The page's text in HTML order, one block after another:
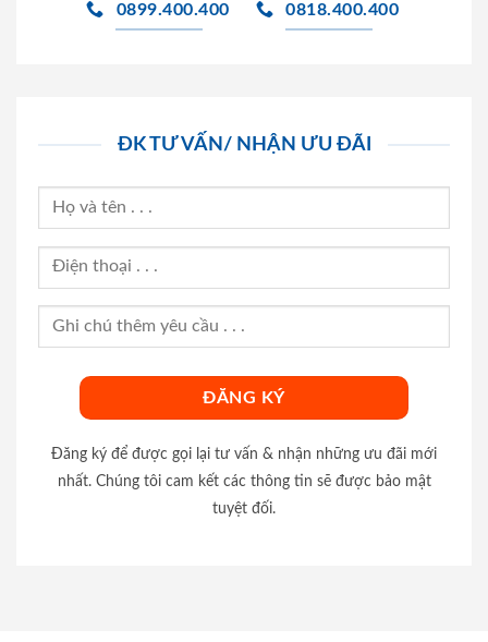
0899.400.400 0818.400.400
ĐK TƯ VẤN/ NHẬN ƯU ĐÃI
Đăng ký để được gọi lại tư vấn & nhận những ưu đãi mới
nhất. Chúng tôi cam kết các thông tin sẽ được bảo mật
tuyệt đối.